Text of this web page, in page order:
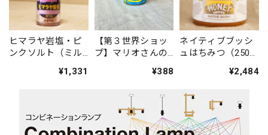
ヒマラヤ岩塩・ピ
ンクソルト（ミル
毎月初旬入荷¥1,331
【第３世界ショッ
プ】マリオさんの
¥388
ネイティブブッシ
ュはちみつ（250
¥2,484